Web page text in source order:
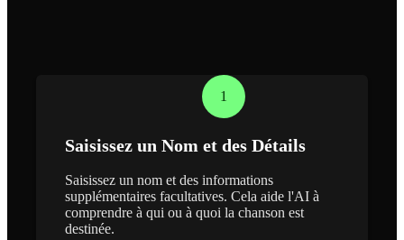
1
Saisissez un Nom et des Détails
Saisissez un nom et des informations
supplémentaires facultatives. Cela aide l'AI à
comprendre à qui ou à quoi la chanson est
destinée.